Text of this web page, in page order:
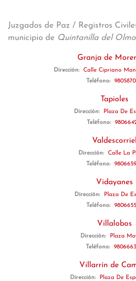
Juzgados de Paz / Registros
municipio de Quintanilla del Olmo
Granja de
Dirección:
Calle Cipriano
Teléfono:
Tapioles
Dirección:
Plaza De
Teléfono:
Valdescorriel
Dirección:
Calle La
Teléfono:
Vidayanes
Dirección:
Plaza De
Teléfono:
Villalobos
Dirección:
Plaza
Teléfono:
Villarrín de
Dirección:
Plaza De